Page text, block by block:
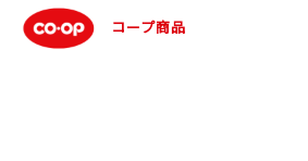
コープ商品